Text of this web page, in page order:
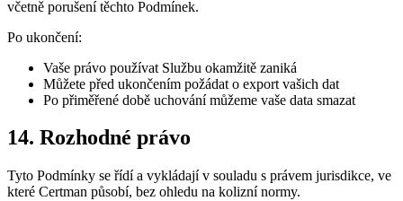
včetně porušení těchto Podmínek.
Po ukončení:
Vaše právo používat Službu okamžitě zaniká
Můžete před ukončením požádat o export vašich dat
Po přiměřené době uchování můžeme vaše data smazat
14. Rozhodné právo
Tyto Podmínky se řídí a vykládají v souladu s právem jurisdikce, ve
které Certman působí, bez ohledu na kolizní normy.